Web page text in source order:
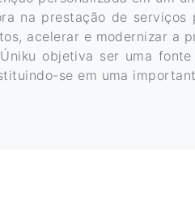
na prestação de
acelerar e modernizar a
objetiva ser uma
se em uma